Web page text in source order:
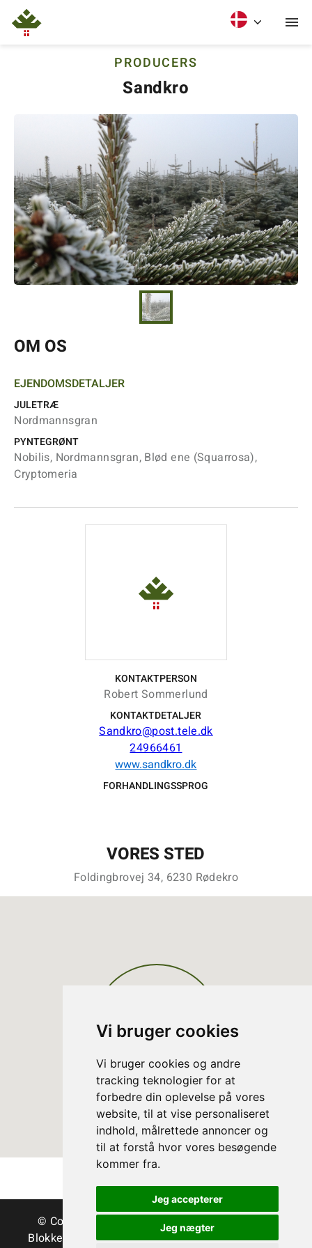
Vi bruger cookies
Vi bruger cookies og andre
tracking teknologier for at
forbedre din oplevelse på vores
website, til at vise personaliseret
indhold, målrettede annoncer og
til at forstå hvor vores besøgende
kommer fra.
Jeg accepterer
Jeg nægter
PRODUCERS
Sandkro
OM OS
EJENDOMSDETALJER
JULETRÆ
Nordmannsgran
PYNTEGRØNT
Nobilis, Nordmannsgran, Blød ene (Squarrosa),
Cryptomeria
KONTAKTPERSON
Robert Sommerlund
KONTAKTDETALJER
Sandkro@post.tele.dk
24966461
www.sandkro.dk
FORHANDLINGSSPROG
VORES STED
Foldingbrovej 34, 6230 Rødekro
© Copyright Danske Juletræer - Træer & grønt
Blokken 15 | DK-3460 Birkerød | Tlf.:45 35 24 12|